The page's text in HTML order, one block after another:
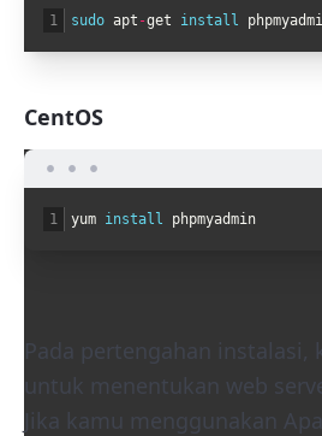
1 sudo apt -get install
CentOS
1 yum install phpmyadmin
Pada pertengahan instalasi,
untuk menentukan web
Jika kamu menggunakan